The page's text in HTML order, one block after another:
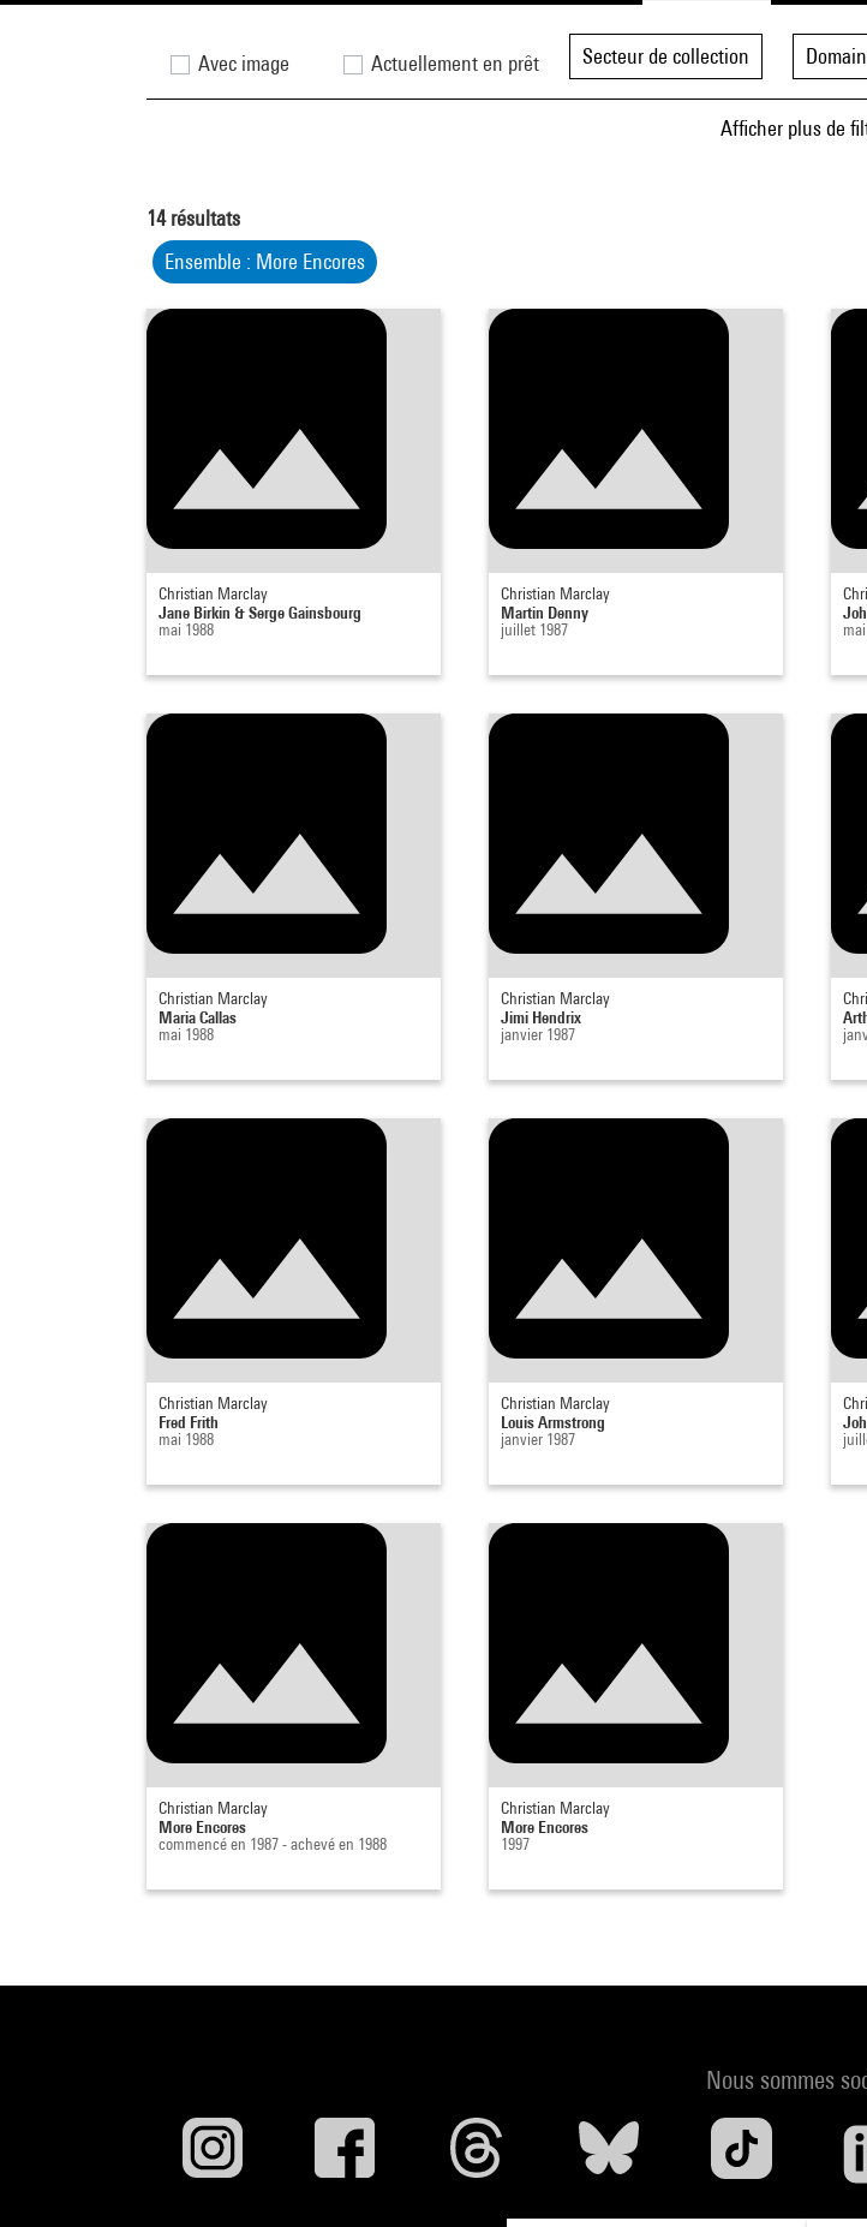
Avec image Actuellement en prêt Secteur de collection
Afficher plus de
14résultats
Ensemble : More Encores
Christian Marclay
Jane Birkin & Serge Gainsbourg
mai 1988
Christian Marclay
Martin Denny
juillet 1987
Christian Marclay
Maria Callas
mai 1988
Christian Marclay
Jimi Hendrix
janvier 1987
Christian Marclay
Fred Frith
mai 1988
Christian Marclay
Louis Armstrong
janvier 1987
Christian Marclay
More Encores
commencé en 1987 - achevé en 1988
Christian Marclay
More Encores
1997
Nous sommes